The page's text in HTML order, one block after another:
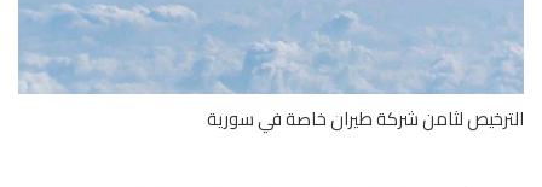
لثامن شركة طيران خاصة في سورية